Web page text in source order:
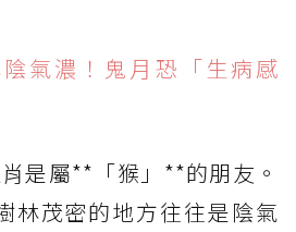
氣濃！鬼月恐「生病感
是屬**「猴」**的朋友。
林茂密的地方往往是陰氣